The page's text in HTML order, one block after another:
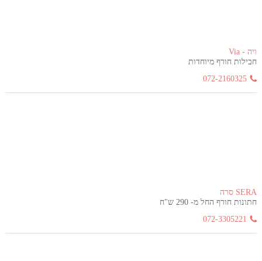
ויה - Via
חבילות חורף מיוחדות
072-2160325
SERA סרה
חתונות חורף החל מ- 290 ש"ח
072-3305221